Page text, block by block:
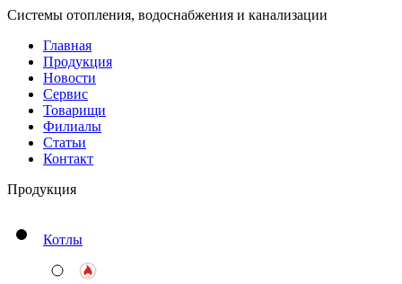
Системы отопления, водоснабжения и канализации
Главная
Продукция
Новости
Сервис
Товарищи
Филиалы
Статьи
Контакт
Продукция
Котлы